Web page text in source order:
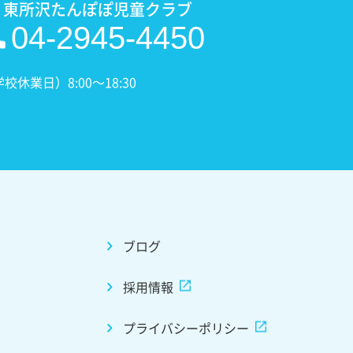
所沢たんぽぽ児童クラブ
04-2945-4450
校休業日）8:00〜18:30
ブログ
採用情報
プライバシーポリシー